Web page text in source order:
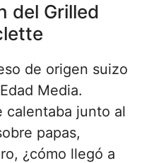
del Grilled
de origen suizo
Media.
calentaba junto al
papas,
¿cómo llegó a